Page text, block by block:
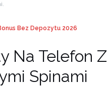
Bez Depozytu 2026
Na Telefon Z
Spinami